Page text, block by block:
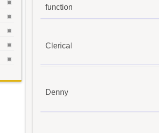
function
Clerical
Denny